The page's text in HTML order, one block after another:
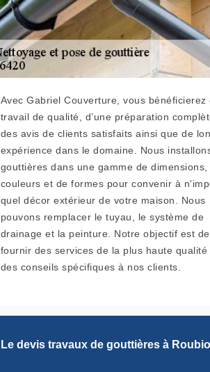
Avec Gabriel Couverture, vous bénéficierez
travail de qualité, d’une préparation
des avis de clients satisfaits ainsi que de
expérience dans le domaine. Nous
gouttières dans une gamme de dimensions,
couleurs et de formes pour convenir à
quel décor extérieur de votre maison. Nous
pouvons remplacer le tuyau, le système de
drainage et la peinture. Notre objectif est de
fournir des services de la plus haute qualité
des conseils spécifiques à nos clients.
Le devis travaux de gouttières à